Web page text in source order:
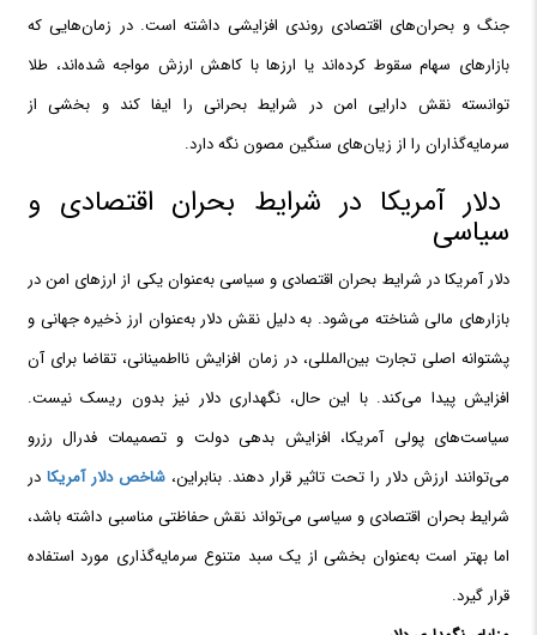
جنگ و بحران‌های اقتصادی روندی افزایشی داشته است. در زمان‌هایی که
بازارهای سهام سقوط کرده‌اند یا ارزها با کاهش ارزش مواجه شده‌اند، طلا
توانسته نقش دارایی امن در شرایط بحرانی را ایفا کند و بخشی از
سرمایه‌گذاران را از زیان‌های سنگین مصون نگه دارد.
دلار آمریکا در شرایط بحران اقتصادی و
سیاسی
دلار آمریکا در شرایط بحران اقتصادی و سیاسی به‌عنوان یکی از ارزهای امن در
بازارهای مالی شناخته می‌شود. به دلیل نقش دلار به‌عنوان ارز ذخیره جهانی و
پشتوانه اصلی تجارت بین‌المللی، در زمان افزایش نااطمینانی، تقاضا برای آن
افزایش پیدا می‌کند. با این حال، نگهداری دلار نیز بدون ریسک نیست.
سیاست‌های پولی آمریکا، افزایش بدهی دولت و تصمیمات فدرال رزرو
می‌توانند ارزش دلار را تحت تاثیر قرار دهند. بنابراین، شاخص دلار آمریکا در
شرایط بحران اقتصادی و سیاسی می‌تواند نقش حفاظتی مناسبی داشته باشد،
اما بهتر است به‌عنوان بخشی از یک سبد متنوع سرمایه‌گذاری مورد استفاده
قرار گیرد.